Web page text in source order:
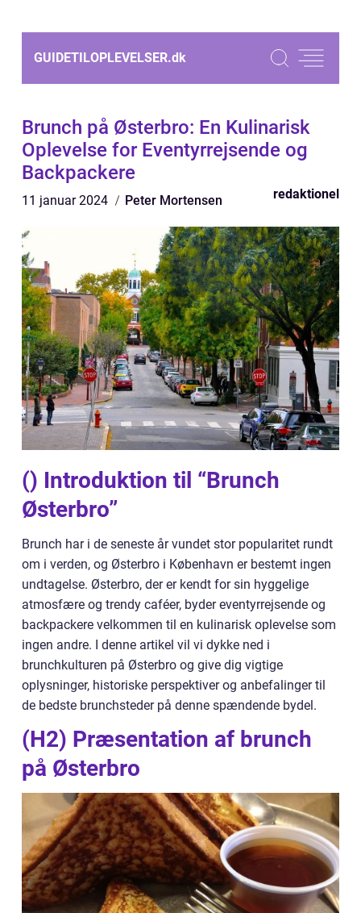
GUIDETILOPLEVELSER.dk
Brunch på Østerbro: En Kulinarisk
Oplevelse for Eventyrrejsende og
Backpackere
11 januar 2024 Peter Mortensen redaktionel
() Introduktion til “Brunch
Østerbro”
Brunch har i de seneste år vundet stor popularitet rundt
om i verden, og Østerbro i København er bestemt ingen
undtagelse. Østerbro, der er kendt for sin hyggelige
atmosfære og trendy caféer, byder eventyrrejsende og
backpackere velkommen til en kulinarisk oplevelse som
ingen andre. I denne artikel vil vi dykke ned i
brunchkulturen på Østerbro og give dig vigtige
oplysninger, historiske perspektiver og anbefalinger til
de bedste brunchsteder på denne spændende bydel.
(H2) Præsentation af brunch
på Østerbro